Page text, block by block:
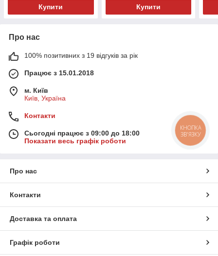
Купити Купити
Про нас
100% позитивних з 19 відгуків за рік
Працює з 15.01.2018
м. Київ
Київ, Україна
Контакти
Сьогодні працює з 09:00 до 18:00
Показати весь графік роботи
Про нас
Контакти
Доставка та оплата
Графік роботи
КНОПКА
ЗВ'ЯЗКУ